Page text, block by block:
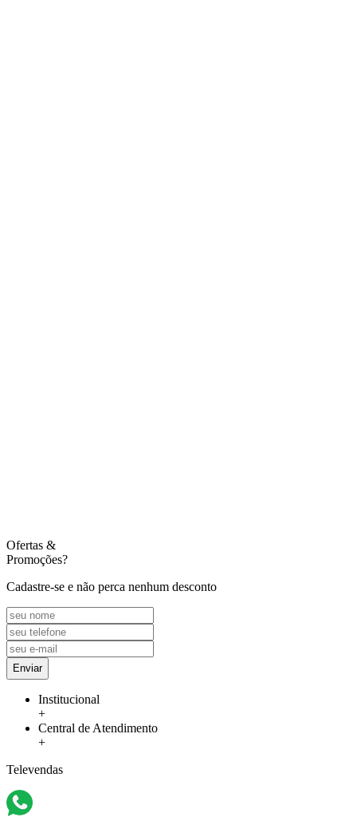
Ofertas &
Promoções?
Cadastre-se e não perca nenhum desconto
Enviar
Institucional
+
Central de Atendimento
+
Televendas